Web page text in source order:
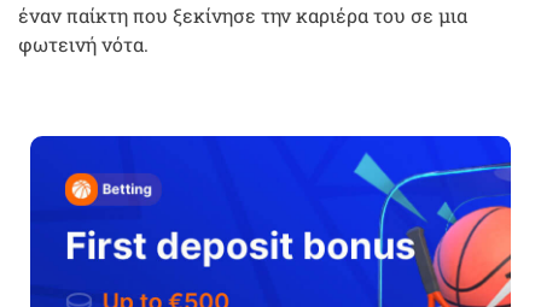
έναν παίκτη που ξεκίνησε την καριέρα του σε μια
φωτεινή νότα.